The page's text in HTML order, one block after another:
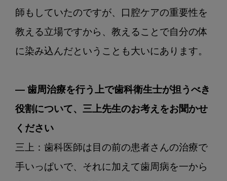
師もしていたのですが、口腔ケアの重要性を
教える立場ですから、教えることで自分の体
に染み込んだということも大いにあります。
― 歯周治療を行う上で歯科衛生士が担うべき
役割について、三上先生のお考えをお聞かせ
ください
三上：歯科医師は目の前の患者さんの治療で
手いっぱいで、それに加えて歯周病を一から